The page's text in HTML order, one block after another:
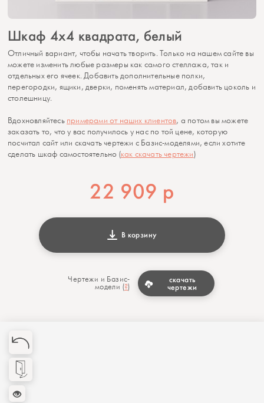
Шкаф 4x4 квадрата, белый
Отличный вариант, чтобы начать творить. Только на нашем сайте вы
можете изменить любые размеры как самого стеллажа, так и
отдельных его ячеек. Добавить дополнительные полки,
перегородки, ящики, дверки, поменять материал, добавить цоколь и
столешницу.
Вдохновляйтесь примерами от наших клиентов, а потом вы можете
заказать то, что у вас получилось у нас по той цене, которую
посчитал сайт или скачать чертежи с Базис-моделями, если хотите
сделать шкаф самостоятельно (как скачать чертежи)
22 909 р
В корзину
Чертежи и Базис-
модели (?)
скачать
чертежи